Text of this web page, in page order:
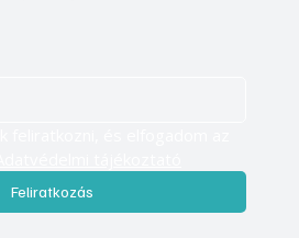
Feliratkozás